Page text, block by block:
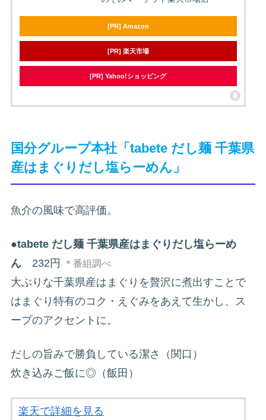
[PR] Amazon
[PR] 楽天市場
[PR] Yahoo!ショッピング
国分グループ本社「tabete だし麺 千葉県
産はまぐりだし塩らーめん」
魚介の風味で高評価。
●tabete だし麺 千葉県産はまぐりだし塩らーめ
ん 232円 ＊番組調べ
大ぶりな千葉県産はまぐりを贅沢に煮出すことで
はまぐり特有のコク・えぐみをあえて生かし、ス
ープのアクセントに。
だしの旨みで勝負している潔さ（関口）
炊き込みご飯に◎（飯田）
楽天で詳細を見る